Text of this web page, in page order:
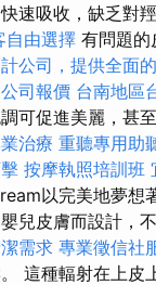
速吸收，缺乏對
自由選擇 有問題的
公司，提供全面
司報價 台南地區
可促進美麗，甚
治療 重聽專用助
按摩執照培訓班
以完美地夢想
兒皮膚而設計，
需求 專業徵信社
這種輻射在上皮